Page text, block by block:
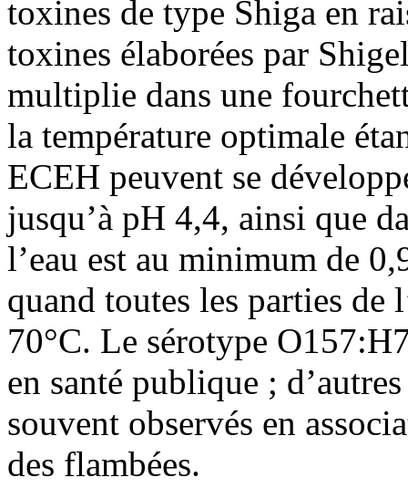
toxines de type Shiga en
toxines élaborées par
multiplie dans une
la température optimale
ECEH peuvent se
jusqu’à pH 4,4, ainsi que
l’eau est au minimum de
quand toutes les parties de
70°C. Le sérotype
en santé publique ;
souvent observés en
des flambées.